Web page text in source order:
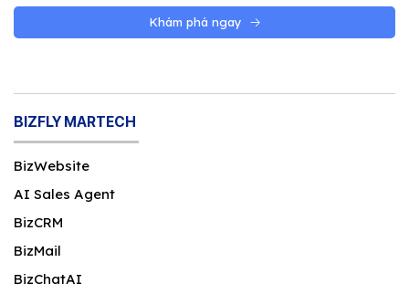
Khám phá ngay
BIZFLY MARTECH
BizWebsite
AI Sales Agent
BizCRM
BizMail
BizChatAI